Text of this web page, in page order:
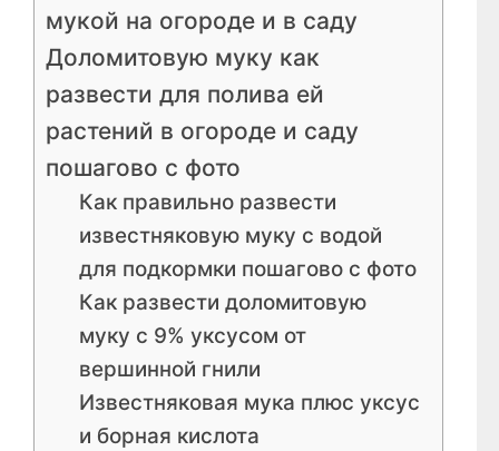
мукой на огороде и в саду
Доломитовую муку как
развести для полива ей
растений в огороде и саду
пошагово с фото
Как правильно развести
известняковую муку с водой
для подкормки пошагово с фото
Как развести доломитовую
муку с 9% уксусом от
вершинной гнили
Известняковая мука плюс уксус
и борная кислота